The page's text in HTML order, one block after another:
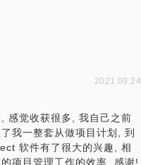
2021.09.24
感觉收获很多, 我自己之前
我一整套从做项目计划, 到
软件有了很大的兴趣, 相
项目管理工作的效率, 感谢!